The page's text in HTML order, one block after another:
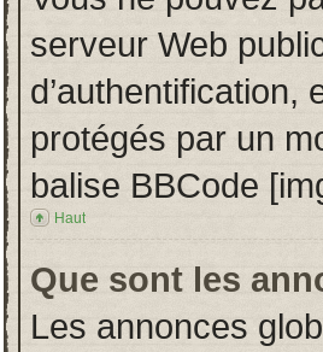
serveur Web
d’authentification,
protégés par un
balise BBCode
Haut
Que sont les
Les annonces